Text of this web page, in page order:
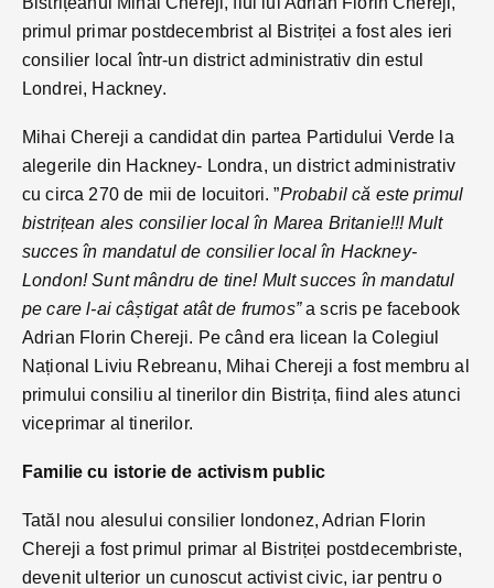
primul primar postdecembrist al Bistriței a fost ales ieri
consilier local într-un district administrativ din estul
Londrei, Hackney.
Mihai Chereji a candidat din partea Partidului Verde la
alegerile din Hackney- Londra, un district administrativ
cu circa 270 de mii de locuitori. ”Probabil că este primul
bistrițean ales consilier local în Marea Britanie!!! Mult
succes în mandatul de consilier local în Hackney-
London! Sunt mândru de tine! Mult succes în mandatul
pe care l-ai câștigat atât de frumos”a scris pe facebook
Adrian Florin Chereji. Pe când era licean la Colegiul
Național Liviu Rebreanu, Mihai Chereji a fost membru al
primului consiliu al tinerilor din Bistrița, fiind ales atunci
viceprimar al tinerilor.
Familie cu istorie de activism public
Tatăl nou alesului consilier londonez, Adrian Florin
Chereji a fost primul primar al Bistriței postdecembriste,
devenit ulterior un cunoscut activist civic, iar pentru o